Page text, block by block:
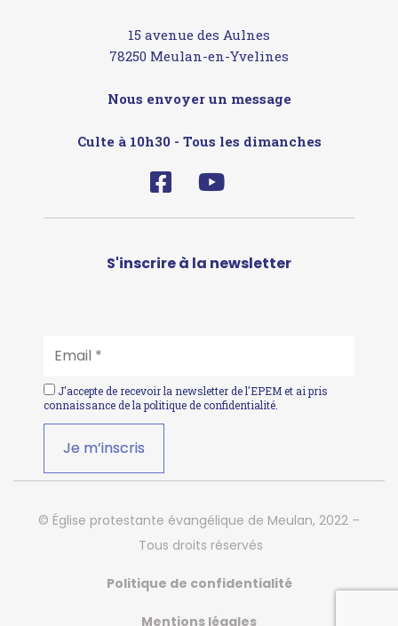
15 avenue des Aulnes
78250 Meulan-en-Yvelines
Nous envoyer un message
Culte à 10h30 - Tous les dimanches
S'inscrire à la newsletter
J'accepte de recevoir la newsletter de l'EPEM et ai pris
connaissance de la politique de confidentialité
© Église protestante évangélique de Meulan, 2022 –
Tous droits réservés
Politique de confidentialité
Mentions légales